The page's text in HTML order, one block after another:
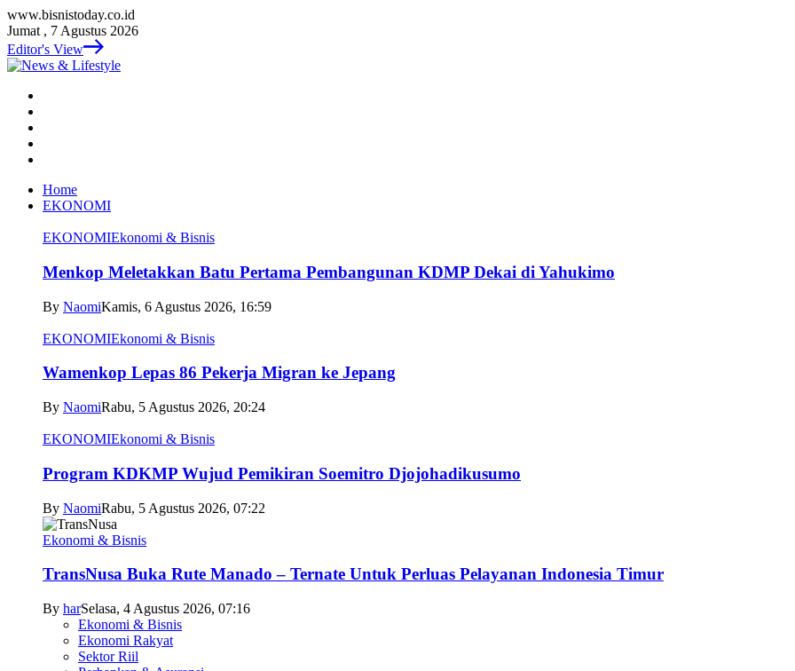
www.bisnistoday.co.id
Jumat , 7 Agustus 2026
Editor's View
Home
EKONOMI
EKONOMIEkonomi & Bisnis
Menkop Meletakkan Batu Pertama Pembangunan KDMP Dekai di Yahukimo
By NaomiKamis, 6 Agustus 2026, 16:59
EKONOMIEkonomi & Bisnis
Wamenkop Lepas 86 Pekerja Migran ke Jepang
By NaomiRabu, 5 Agustus 2026, 20:24
EKONOMIEkonomi & Bisnis
Program KDKMP Wujud Pemikiran Soemitro Djojohadikusumo
By NaomiRabu, 5 Agustus 2026, 07:22
Ekonomi & Bisnis
TransNusa Buka Rute Manado – Ternate Untuk Perluas Pelayanan Indonesia Timur
By harSelasa, 4 Agustus 2026, 07:16
Ekonomi & Bisnis
Ekonomi Rakyat
Sektor Riil